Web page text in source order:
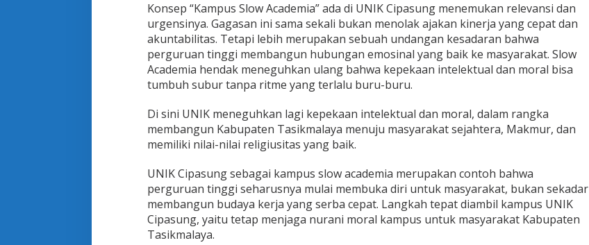
Konsep “Kampus Slow Academia” ada di UNIK Cipasung menemukan relevansi dan
urgensinya. Gagasan ini sama sekali bukan menolak ajakan kinerja yang cepat dan
akuntabilitas. Tetapi lebih merupakan sebuah undangan kesadaran bahwa
perguruan tinggi membangun hubungan emosinal yang baik ke masyarakat. Slow
Academia hendak meneguhkan ulang bahwa kepekaan intelektual dan moral bisa
tumbuh subur tanpa ritme yang terlalu buru-buru.
Di sini UNIK meneguhkan lagi kepekaan intelektual dan moral, dalam rangka
membangun Kabupaten Tasikmalaya menuju masyarakat sejahtera, Makmur, dan
memiliki nilai-nilai religiusitas yang baik.
UNIK Cipasung sebagai kampus slow academia merupakan contoh bahwa
perguruan tinggi seharusnya mulai membuka diri untuk masyarakat, bukan sekadar
membangun budaya kerja yang serba cepat. Langkah tepat diambil kampus UNIK
Cipasung, yaitu tetap menjaga nurani moral kampus untuk masyarakat Kabupaten
Tasikmalaya.